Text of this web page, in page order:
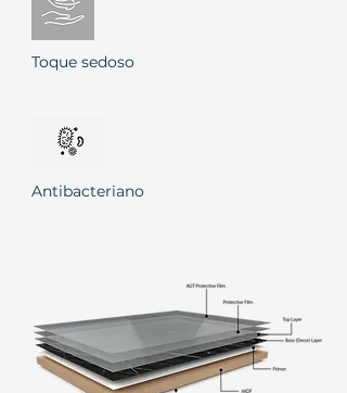
Toque sedoso
Antibacteriano